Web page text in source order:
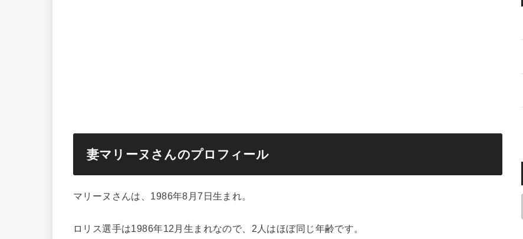
妻マリーヌさんのプロフィール
マリーヌさんは、1986年8月7日生まれ。
ロリス選手は1986年12月生まれなので、2人はほぼ同じ年齢です。